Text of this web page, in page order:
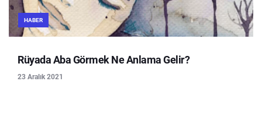
HABER
Rüyada Aba Görmek Ne Anlama Gelir?
23 Aralık 2021